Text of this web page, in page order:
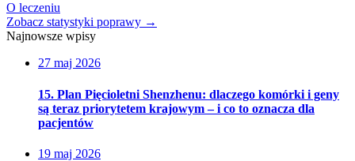
O leczeniu
Zobacz statystyki poprawy →
Najnowsze wpisy
27 maj 2026
15. Plan Pięcioletni Shenzhenu: dlaczego komórki i geny
są teraz priorytetem krajowym – i co to oznacza dla
pacjentów
19 maj 2026